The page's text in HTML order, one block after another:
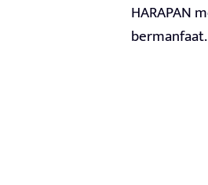
HARAPAN
bermanfaat.